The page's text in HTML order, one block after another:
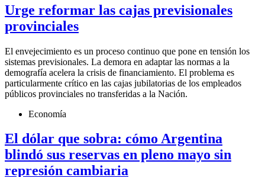
Urge reformar las cajas previsionales
provinciales
El envejecimiento es un proceso continuo que pone en tensión los
sistemas previsionales. La demora en adaptar las normas a la
demografía acelera la crisis de financiamiento. El problema es
particularmente crítico en las cajas jubilatorias de los empleados
públicos provinciales no transferidas a la Nación.
Economía
El dólar que sobra: cómo Argentina
blindó sus reservas en pleno mayo sin
represión cambiaria